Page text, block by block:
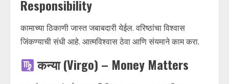
Responsibility
कामाच्या ठिकाणी जास्त जबाबदारी येईल. वरिष्ठांचा विश्वास
जिंकण्याची संधी आहे. आत्मविश्वास ठेवा आणि संयमाने काम करा.
कन्या (Virgo) – Money Matters